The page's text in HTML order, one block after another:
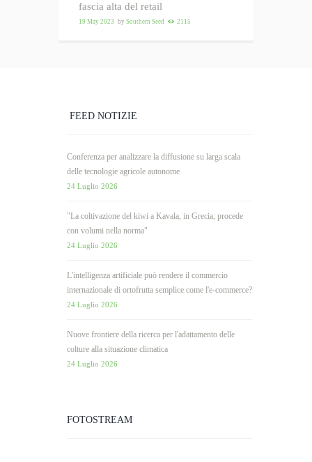
fascia alta del retail
19 May 2023 by Southern Seed 2115
FEED NOTIZIE
Conferenza per analizzare la diffusione su larga scala
delle tecnologie agricole autonome
24 Luglio 2026
"La coltivazione del kiwi a Kavala, in Grecia, procede
con volumi nella norma"
24 Luglio 2026
L'intelligenza artificiale può rendere il commercio
internazionale di ortofrutta semplice come l'e-commerce?
24 Luglio 2026
Nuove frontiere della ricerca per l'adattamento delle
colture alla situazione climatica
24 Luglio 2026
FOTOSTREAM